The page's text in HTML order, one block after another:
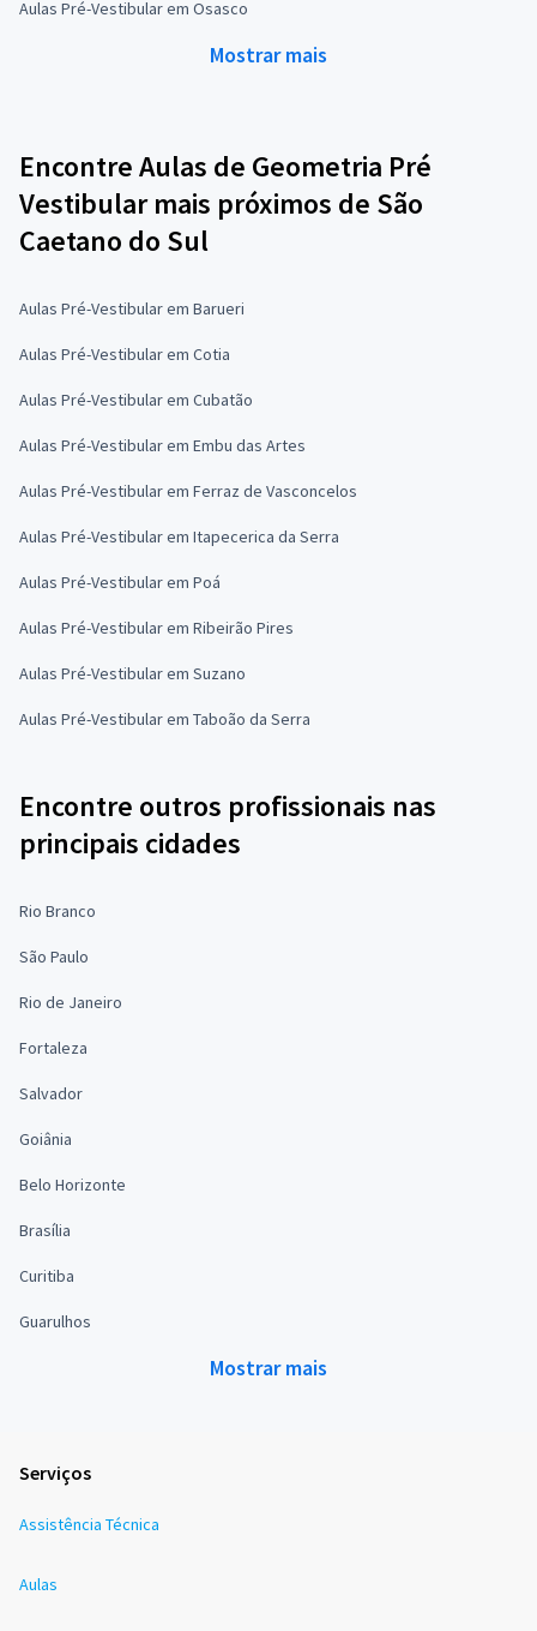
Aulas Pré-Vestibular em Osasco
Mostrar mais
Encontre Aulas de Geometria Pré
Vestibular mais próximos de São
Caetano do Sul
Aulas Pré-Vestibular em Barueri
Aulas Pré-Vestibular em Cotia
Aulas Pré-Vestibular em Cubatão
Aulas Pré-Vestibular em Embu das Artes
Aulas Pré-Vestibular em Ferraz de Vasconcelos
Aulas Pré-Vestibular em Itapecerica da Serra
Aulas Pré-Vestibular em Poá
Aulas Pré-Vestibular em Ribeirão Pires
Aulas Pré-Vestibular em Suzano
Aulas Pré-Vestibular em Taboão da Serra
Encontre outros profissionais nas
principais cidades
Rio Branco
São Paulo
Rio de Janeiro
Fortaleza
Salvador
Goiânia
Belo Horizonte
Brasília
Curitiba
Guarulhos
Mostrar mais
Serviços
Assistência Técnica
Aulas